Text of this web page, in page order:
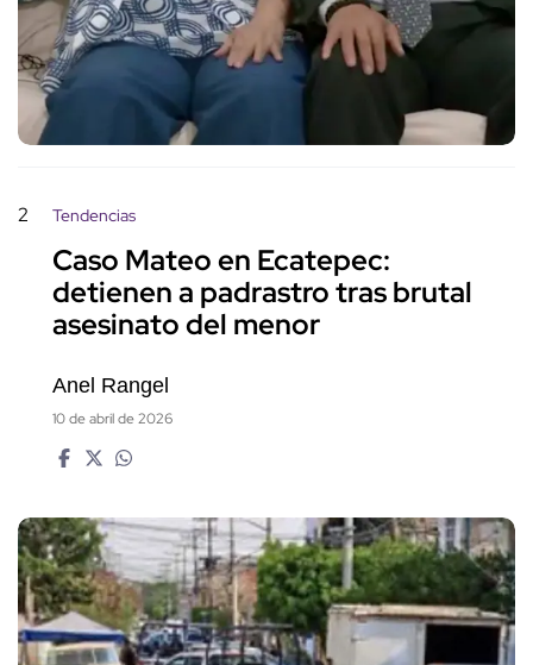
2 Tendencias
Caso Mateo en Ecatepec:
detienen a padrastro tras brutal
asesinato del menor
Anel Rangel
10 de abril de 2026